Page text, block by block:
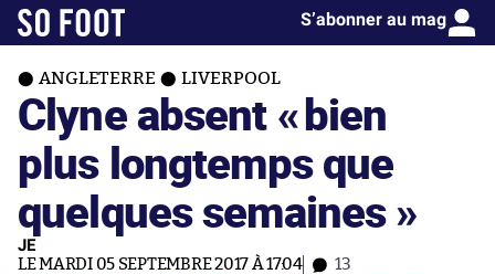
S’abonner au mag
ANGLETERRE LIVERPOOL
Clyne absent «bien
plus longtemps que
quelques semaines »
JE
LE MARDI 05 SEPTEMBRE 2017 À 17:04 13